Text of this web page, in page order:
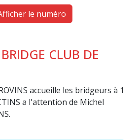
le numéro
CLUB DE
accueille les bridgeurs à 1
a l'attention de Michel